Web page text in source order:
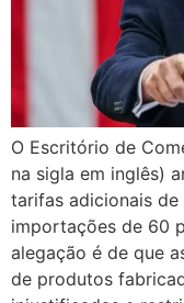
O Escritório de
na sigla em inglês)
tarifas adicionais de
importações de 60
alegação é de que
de produtos